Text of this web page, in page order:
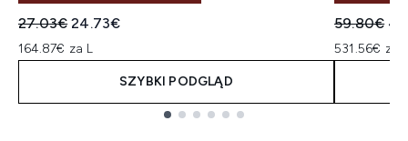
Sugerowana cena detaliczna:
27.03€Aktualna cena:
24.73€
164.87€ za L
SZYBKI PODGLĄD
59.80€
531.56€ za